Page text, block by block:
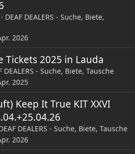
DEAF DEALERS - Suche, Biete,
2026
Tickets 2025 in Lauda
DEALERS - Suche, Biete, Tausche
2025
Keep It True KIT XXVI
DEALERS - Suche, Biete, Tausche
2026